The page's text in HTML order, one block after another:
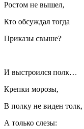
Ростом не вышел,
Кто обсуждал тогда
Приказы свыше?
И выстроился полк…
Крепки морозы,
В полку не виден толк,
А только слезы: